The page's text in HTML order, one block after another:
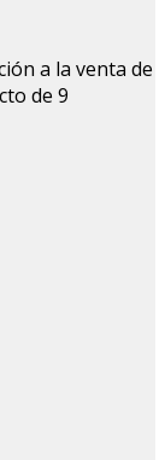
a la venta de
de 9